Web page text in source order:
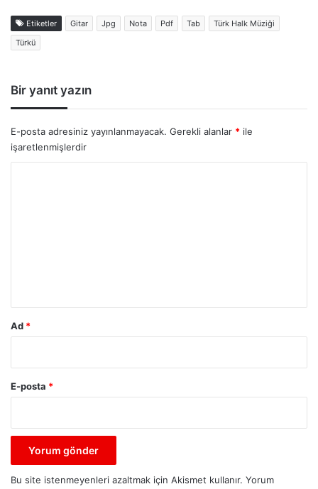
Etiketler Gitar Jpg Nota Pdf Tab
Türk Halk Müziği
Türkü
Bir yanıt yazın
E-posta adresiniz yayınlanmayacak. Gerekli alanlar * ile
işaretlenmişlerdir
Ad *
E-posta *
Bu site istenmeyenleri azaltmak için Akismet kullanır. Yorum